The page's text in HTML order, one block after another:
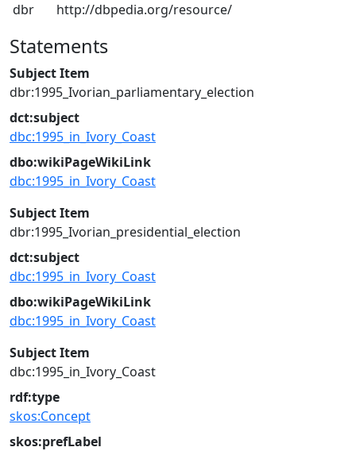
dbr
http://dbpedia.org/resource/
Statements
Subject Item
dbr:1995_Ivorian_parliamentary_election
dct:subject
dbc:1995_in_Ivory_Coast
dbo:wikiPageWikiLink
dbc:1995_in_Ivory_Coast
Subject Item
dbr:1995_Ivorian_presidential_election
dct:subject
dbc:1995_in_Ivory_Coast
dbo:wikiPageWikiLink
dbc:1995_in_Ivory_Coast
Subject Item
dbc:1995_in_Ivory_Coast
rdf:type
skos:Concept
skos:prefLabel